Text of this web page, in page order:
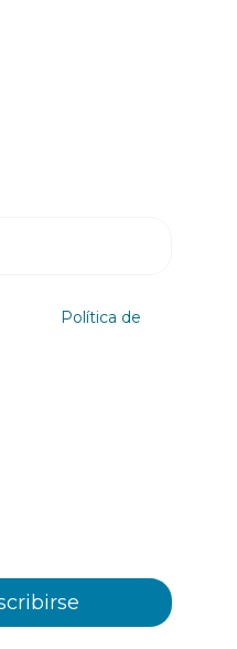
Política de